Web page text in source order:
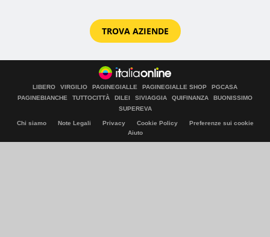
TROVA AZIENDE
LIBERO VIRGILIO PAGINEGIALLE PAGINEGIALLE SHOP
PGCASA
PAGINEBIANCHE
TUTTOCITTÀ DILEI SIVIAGGIA QUIFINANZA
BUONISSIMO
SUPEREVA
Chi siamo Note Legali Privacy Cookie Policy
Preferenze sui cookie
Aiuto